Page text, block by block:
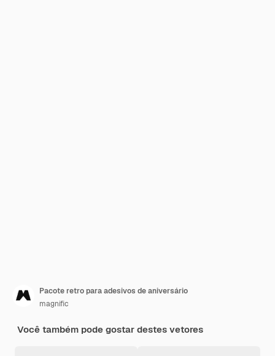
Pacote retro para adesivos de aniversário
magnific
Você também pode gostar destes vetores